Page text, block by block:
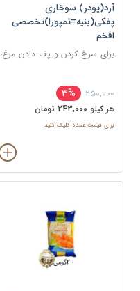
آرد(پودر) سوخاری
پفکی(بنیه=تمپورا)تخصصی
افخم
برای سرخ کردن و پف دادن مرغ،
250,000
3%
هر کيلو 243,000 تومان
برای قیمت عمده کلیک کنید